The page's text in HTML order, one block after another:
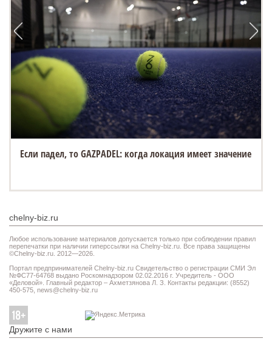
Если падел, то GAZPADEL: когда локация имеет значение
chelny-biz.ru
Любое использование материалов допускается только при соблюдении правил
перепечатки при наличии гиперссылки на Chelny-biz.ru. Все права защищены
©Chelny-biz.ru. 2012—2026.
Портал предпринимателей Chelny-biz.ru Свидетельство о регистрации СМИ Эл
№ФС77-64768 выдано Роскомнадзором 02.02.2016 г. Учредитель - ООО
«Деловой». Главный редактор – Ахметзянова Л. З. Контакты редакции: (8552)
450-575, news@chelny-biz.ru
Дружите с нами